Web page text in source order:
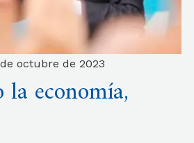
octubre de 2023
la economía,